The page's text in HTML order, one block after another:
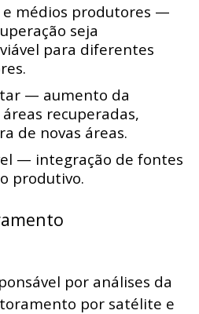
médios produtores —
seja
para diferentes
— aumento da
recuperadas,
de novas áreas.
— integração de fontes
produtivo.
por análises da
por satélite e